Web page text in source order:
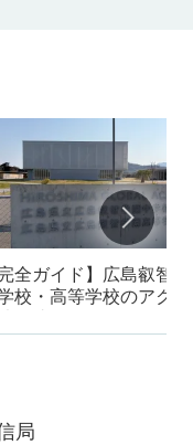
完全ガイド】広島叡智
校・高等学校のアク
局